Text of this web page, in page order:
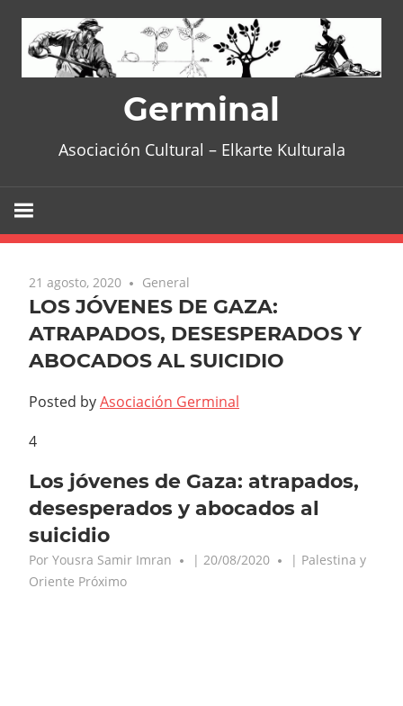
content
Germinal
Asociación Cultural – Elkarte Kulturala
21 agosto, 2020 General
LOS JÓVENES DE GAZA:
ATRAPADOS, DESESPERADOS Y
ABOCADOS AL SUICIDIO
Posted byAsociación Germinal
4
Los jóvenes de Gaza: atrapados,
desesperados y abocados al
suicidio
Por Yousra Samir Imran |20/08/2020 | Palestina y
Oriente Próximo